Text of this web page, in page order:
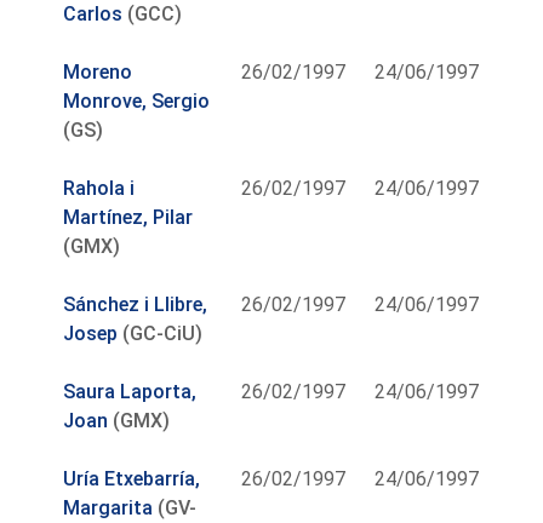
Carlos (GCC)
Moreno
Monrove, Sergio
(GS)
26/02/1997 24/06/1997
Rahola i
Martínez, Pilar
(GMX)
26/02/1997 24/06/1997
Sánchez i Llibre,
Josep (GC-CiU)
26/02/1997 24/06/1997
Saura Laporta,
Joan (GMX)
26/02/1997 24/06/1997
Uría Etxebarría,
Margarita (GV-
26/02/1997 24/06/1997